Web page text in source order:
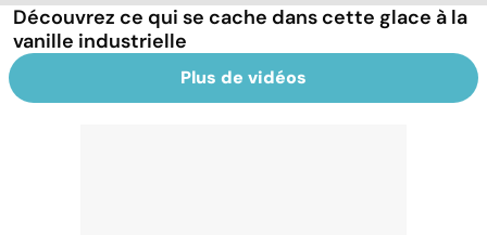
Découvrez ce qui se cache dans cette glace à la
vanille industrielle
Plus de vidéos